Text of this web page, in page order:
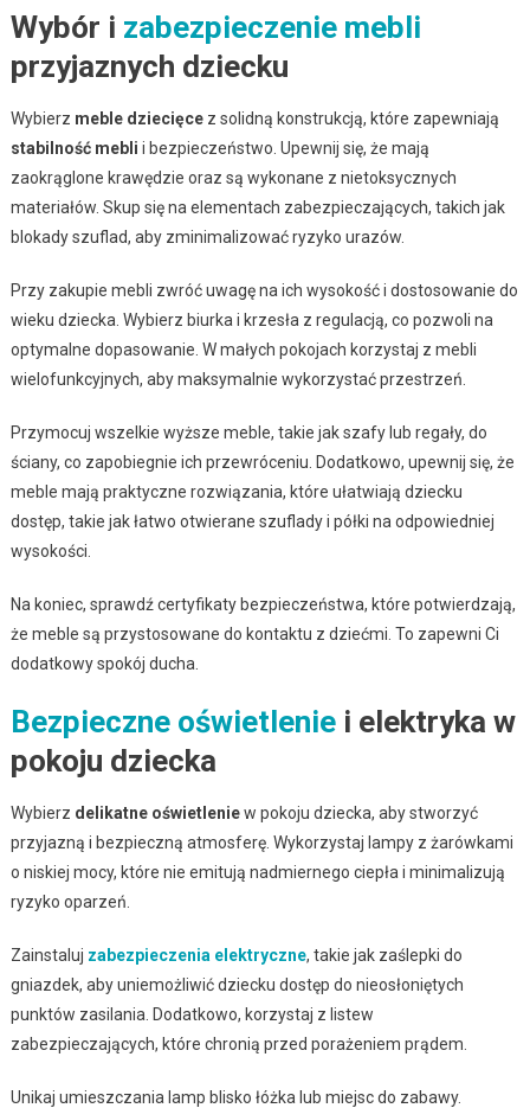
Wybór i zabezpieczenie mebli
przyjaznych dziecku
Wybierz meble dziecięcez solidną konstrukcją, które zapewniają
stabilność mebli i bezpieczeństwo. Upewnij się, że mają
zaokrąglone krawędzie oraz są wykonane z nietoksycznych
materiałów. Skup się na elementach zabezpieczających, takich jak
blokady szuflad, aby zminimalizować ryzyko urazów.
Przy zakupie mebli zwróć uwagę na ich wysokość i dostosowanie do
wieku dziecka. Wybierz biurka i krzesła z regulacją, co pozwoli na
optymalne dopasowanie. W małych pokojach korzystaj z mebli
wielofunkcyjnych, aby maksymalnie wykorzystać przestrzeń.
Przymocuj wszelkie wyższe meble, takie jak szafy lub regały, do
ściany, co zapobiegnie ich przewróceniu. Dodatkowo, upewnij się, że
meble mają praktyczne rozwiązania, które ułatwiają dziecku
dostęp, takie jak łatwo otwierane szuflady i półki na odpowiedniej
wysokości.
Na koniec, sprawdź certyfikaty bezpieczeństwa, które potwierdzają,
że meble są przystosowane do kontaktu z dziećmi. To zapewni Ci
dodatkowy spokój ducha.
Bezpieczne oświetleniei elektryka w
pokoju dziecka
Wybierz delikatne oświetleniew pokoju dziecka, aby stworzyć
przyjazną i bezpieczną atmosferę. Wykorzystaj lampy z żarówkami
o niskiej mocy, które nie emitują nadmiernego ciepła i minimalizują
ryzyko oparzeń.
Zainstaluj zabezpieczenia elektryczne, takie jak zaślepki do
gniazdek, aby uniemożliwić dziecku dostęp do nieosłoniętych
punktów zasilania. Dodatkowo, korzystaj z listew
zabezpieczających, które chronią przed porażeniem prądem.
Unikaj umieszczania lamp blisko łóżka lub miejsc do zabawy.